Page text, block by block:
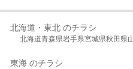
北海道・東北 のチラシ
北海道青森県岩手県宮城県秋田県
東海 のチラシ